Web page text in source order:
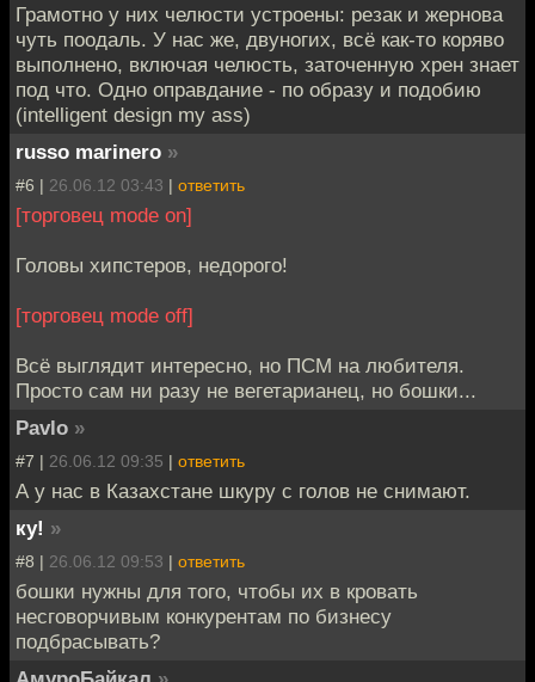
Грамотно у них челюсти устроены: резак и жернова
чуть поодаль. У нас же, двуногих, всё как-то коряво
выполнено, включая челюсть, заточенную хрен знает
под что. Одно оправдание - по образу и подобию
(intelligent design my ass)
russo marinero »
#6 | 26.06.12 03:43 | ответить
[торговец mode on]
Головы хипстеров, недорого!
[торговец mode off]
Всё выглядит интересно, но ПСМ на любителя.
Просто сам ни разу не вегетарианец, но бошки...
Pavlo »
#7 | 26.06.12 09:35 | ответить
А у нас в Казахстане шкуру с голов не снимают.
ку! »
#8 | 26.06.12 09:53 | ответить
бошки нужны для того, чтобы их в кровать
несговорчивым конкурентам по бизнесу
подбрасывать?